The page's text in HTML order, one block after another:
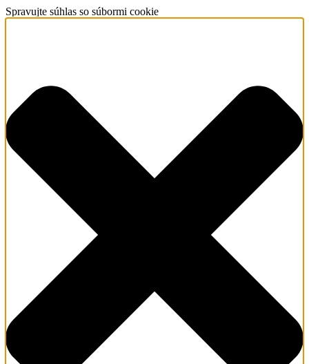
Spravujte súhlas so súbormi cookie